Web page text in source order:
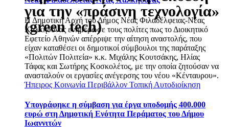
Η Δημοτική Αρχή του Δήμος Νέας Φιλαδέλφειας-Νέας
Χαλκηδόνας ενημέρωσε τους πολίτες πως το Διοικητικό
Εφετείο Αθηνών απέρριψε την αίτηση αναστολής, που
είχαν καταθέσει οι δημοτικοί σύμβουλοι της παράταξης
«Πολιτών Πολιτεία» κ.κ. Μιχάλης Κουτσάκης, Ηλίας
Τάφας και Σωτήρης Κοσκολέτος, με την οποία ζητούσαν να
ανασταλούν οι εργασίες ανέγερσης του νέου «Κένταυρου».
Ήπειρος Κοινωνία Περιβάλλον Τοπική Αυτοδιοίκηση
Υπογράφηκε η σύμβαση για έργα υποδομής 400.000
ευρώ στη Δημοτική Ενότητα Περάματος του Δήμου
Ιωαννιτών
για την «πράσινη τεχνολογία»
(green tech)